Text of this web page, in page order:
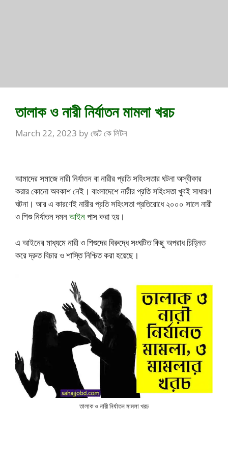
তালাক ও নারী নির্যাতন মামলা খরচ
March 22, 2023 byজেট কে লিটন
আমাদের সমাজে নারী নির্যাতন বা নারীর প্রতি সহিংসতার ঘটনা অস্বীকার
করার কোনো অবকাশ নেই। বাংলাদেশে নারীর প্রতি সহিংসতা খুবই সাধারণ
ঘটনা। আর এ কারণেই নারীর প্রতি সহিংসতা প্রতিরোধে ২০০০ সালে নারী
ও শিশু নির্যাতন দমনআইনপাস করা হয়।
এ আইনের মাধ্যমে নারী ও শিশুদের বিরুদ্ধে সংঘটিত কিছু অপরাধ চিহ্নিত
করে দ্রুত বিচার ও শাস্তি নিশ্চিত করা হয়েছে।
তালাক ও নারী নির্যাতন মামলা খরচ